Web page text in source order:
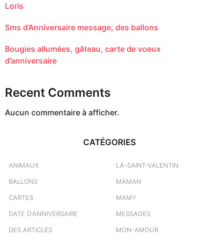
Loris
Sms d’Anniversaire message, des ballons
Bougies allumées, gâteau, carte de voeux
d’anniversaire
Recent Comments
Aucun commentaire à afficher.
CATÉGORIES
ANIMAUX
BALLONS
CARTES
DATE D'ANNIVERSAIRE
DES ARTICLES
LA-SAINT-VALENTIN
MAMAN
MAMY
MESSAGES
MON-AMOUR